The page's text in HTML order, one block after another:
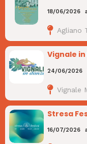
18/06/2026
Agliano
Vignale
24/06/2026
Vignale
Stresa
16/07/2026